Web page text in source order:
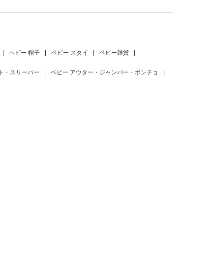
ベビー 帽子 ベビー スタイ ベビー雑貨
・スリーパー ベビー アウター・ジャンバー・ポンチョ